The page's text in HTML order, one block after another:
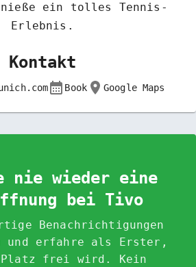
ein tolles Tennis-
Erlebnis.
Kontakt
Book Google Maps
nie wieder eine
bei Tivo
Benachrichtigungen
erfahre als Erster,
Platz frei wird. Kein